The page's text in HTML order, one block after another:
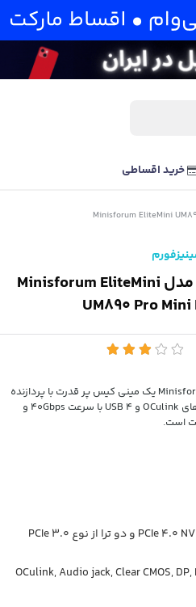
خرید اقساطی
مینی پی سی الایت مینی مینیزفورم مدل Minisforum EliteMini
UM890 Pro Mini
مینی پی سی سری Elite Mini مدل UM800 Pro برند Minisforum یک مینی کیس پر قدرت با پردازنده
R9 8945HS و گرافیک Radeon 780M و مجهز به پورت های OCulink و USB 4 با سرعت 40Gbps و
تا 4 ترا SSD - دو ترا از نوع PCIe 4.0 NVMe و دو ترا از نوع PCIe 3.0
OCulink, Audio jack, Clear CMOS,